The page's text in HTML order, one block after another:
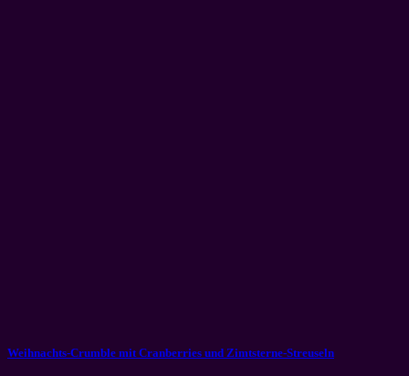
Weihnachts-Crumble mit Cranberries und Zimtsterne-Streuseln